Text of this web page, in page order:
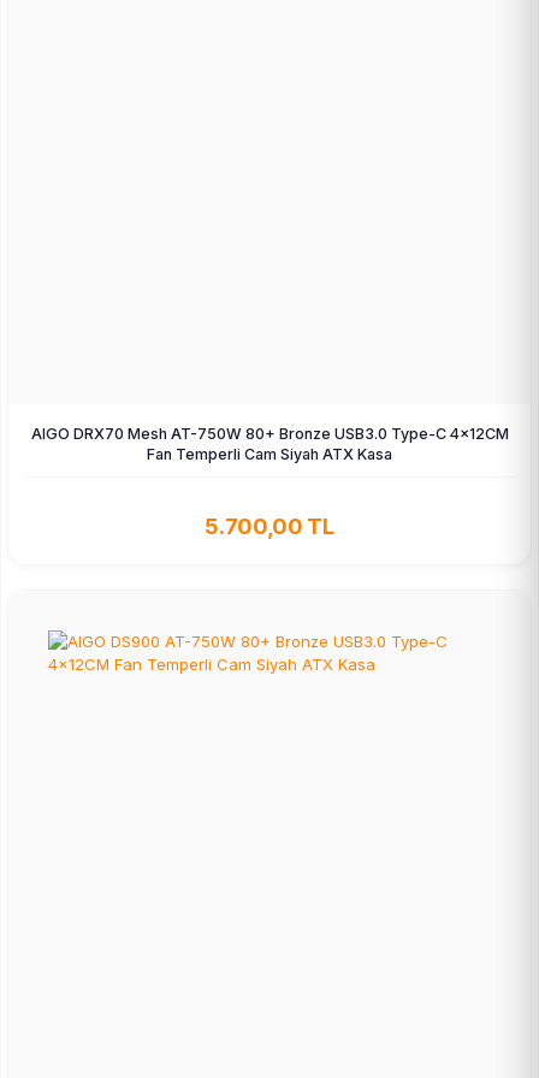
AIGO DRX70 Mesh AT-750W 80+ Bronze USB3.0 Type-C 4×12CM
Fan Temperli Cam Siyah ATX Kasa
5.700,00 TL